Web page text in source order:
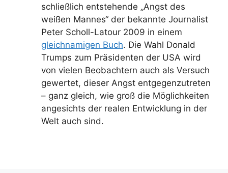
schließlich entstehende „Angst des
weißen Mannes“ der bekannte Journalist
Peter Scholl-Latour 2009 in einem
gleichnamigen Buch. Die Wahl Donald
Trumps zum Präsidenten der USA wird
von vielen Beobachtern auch als Versuch
gewertet, dieser Angst entgegenzutreten
– ganz gleich, wie groß die Möglichkeiten
angesichts der realen Entwicklung in der
Welt auch sind.